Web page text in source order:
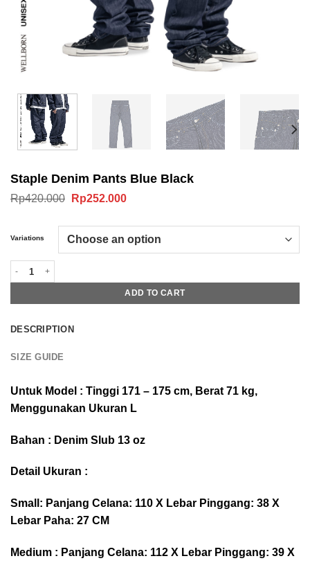
Staple Denim Pants Blue Black
Rp420.000 Original
Rp252.000Current
Variations
ADD TO CART
DESCRIPTION
SIZE GUIDE
Untuk Model : Tinggi 171 – 175 cm, Berat 71 kg,
Menggunakan Ukuran L
Bahan : Denim Slub 13 oz
Detail Ukuran :
Small: Panjang Celana: 110 X Lebar Pinggang: 38 X
Lebar Paha: 27 CM
Medium : Panjang Celana: 112 X Lebar Pinggang: 39 X